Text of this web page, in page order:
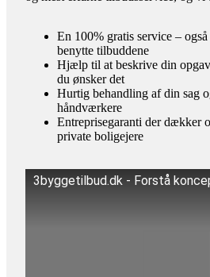
En 100% gratis service –
benytte tilbuddene
Hjælp til at beskrive din
du ønsker det
Hurtig behandling af din sag
håndværkere
Entreprisegaranti der dækker
private boligejere
3byggetilbud.dk - Forstå